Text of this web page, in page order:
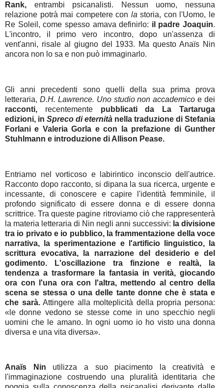
Rank, entrambi psicanalisti. Nessun uomo, nessuna
relazione potrà mai competere con lastoria, con l'Uomo, le
Re Soleil, come spesso amava definirlo: il padre Joaquin.
L'incontro, il primo vero incontro, dopo un'assenza di
vent'anni, risale al giugno del 1933. Ma questo Anaïs Nin
ancora non lo sa e non può immaginarlo.
Gli anni precedenti sono quelli della sua prima prova
letteraria, D.H. Lawrence. Uno studio non accademicoe dei
racconti, recentemente pubblicati da La Tartaruga
edizioni, in Spreco di eternità nella traduzione di Stefania
Forlani e Valeria Gorla e con la prefazione di Gunther
Stuhlmann e introduzione di Allison Pease.
Entriamo nel vorticoso e labirintico inconscio dell'autrice.
Racconto dopo racconto, si dipana la sua ricerca, urgente e
incessante, di conoscere e capire l'identità femminile, il
profondo significato di essere donna e di essere donna
scrittrice. Tra queste pagine ritroviamo ciò che rappresenterà
la materia letteraria di Nin negli anni successivi: la divisione
tra io privato e io pubblico, la frammentazione della voce
narrativa, la sperimentazione e l'artificio linguistico, la
scrittura evocativa, la narrazione del desiderio e del
godimento. L'oscillazione tra finzione e realtà, la
tendenza a trasformare la fantasia in verità, giocando
ora con l'una ora con l'altra, mettendo al centro della
scena se stessa o una delle tante donne che è stata e
che sarà.Attingere alla molteplicità della propria persona:
«le donne vedono se stesse come in uno specchio negli
uomini che le amano. In ogni uomo io ho visto una donna
diversa e una vita diversa».
Anaïs Nin utilizza a suo piacimento la creatività e
l'immaginazione costruendo una pluralità identitaria che